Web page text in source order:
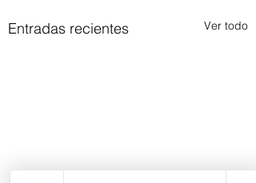
Entradas recientes Ver todo